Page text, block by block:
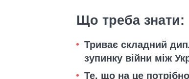
Що треба знати:
Триває складний
зупинку війни між
Те, що на це